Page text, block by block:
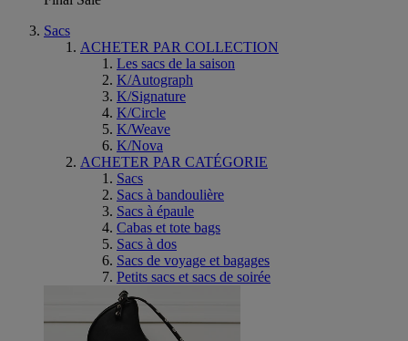
Sacs
ACHETER PAR COLLECTION
Les sacs de la saison
K/Autograph
K/Signature
K/Circle
K/Weave
K/Nova
ACHETER PAR CATÉGORIE
Sacs
Sacs à bandoulière
Sacs à épaule
Cabas et tote bags
Sacs à dos
Sacs de voyage et bagages
Petits sacs et sacs de soirée